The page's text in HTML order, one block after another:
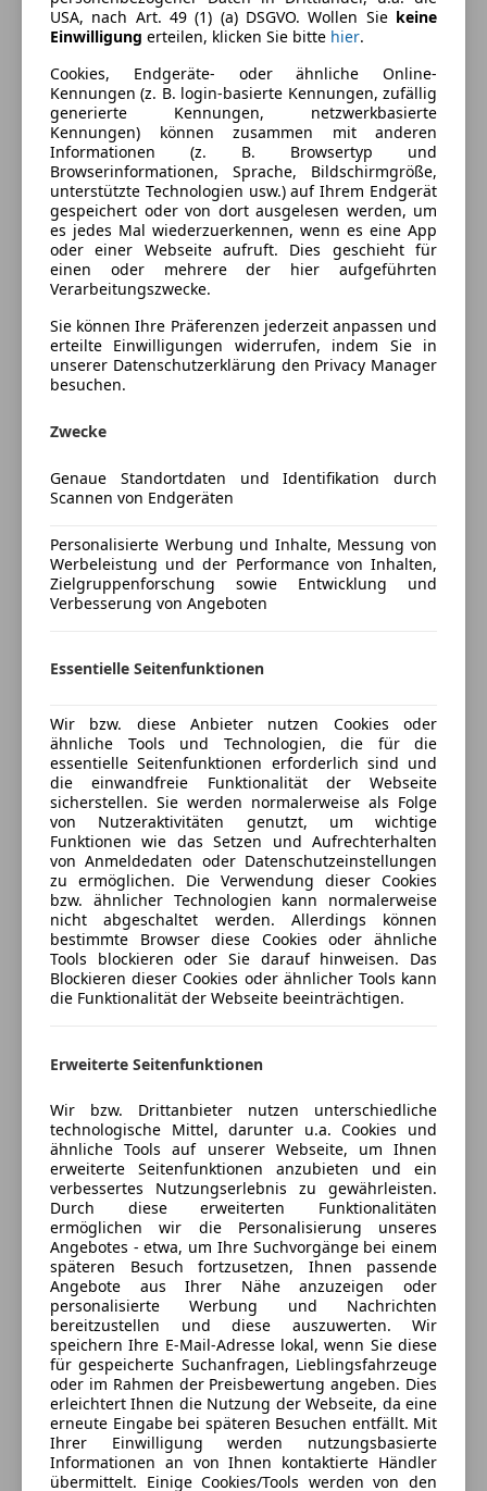
Komfort
Armlehne
Beheizbares Lenkrad
Einparkhilfe
Einparkhilfe Rückfahrkamera
Einparkhilfe Sensoren hinten
Elektrische Fensterheber
Elektrische Seitenspiegel
Getönte Scheiben
Klimaautomatik
Lederlenkrad
Lordosenstütze
Multifunktionslenkrad
Navigationssystem
Tempomat
Unterhaltung/Media
Bluetooth
USB
Sicherheit
Abstandstempomat
Beifahrerairbag
Fernlichtassistent
Isofix
LED-Scheinwerfer
Müdigkeitswarnsystem
Nebelscheinwerfer
Notrufsystem
Reifendruckkontrollsystem
Spurhalteassistent
Totwinkel-Assistent
Verkehrszeichenerkennung
Voll-LED Scheinwerfer
Wegfahrsperre
Mehr anzeigen
Farbe und Innenausstattung
Außenfarbe
Weiß
Lackierung
Andere
Preisbewertung
Versicherung
Kfz-Versicherung
Versicherungsschutz an Ihre Bedürfnisse
anpassen
Freischaden-Gutschein ab Stufe 0
Auto einfach online versichern & Rabatt holen
Verkäufer Händler
Porsche Linz
Sternebewertung 5 von 5
5 Sterne
(88% Weiterempfehlungen)
Anbieter auf AutoScout24 seit 2021
Das Weltauto Gebrauchtwagenverkauf
Geschlossen
Öffnet um 9:00 Sa.
Team DasWeltauto
Alle Fahrzeuge des Anbieters
Anbieter kontaktieren
Deine Nachricht
USA, nach Art. 49 (1) (a) DSGVO. Wollen Sie keine
Einwilligung erteilen, klicken Sie bitte hier.
Cookies, Endgeräte- oder ähnliche Online-
Kennungen (z. B. login-basierte Kennungen, zufällig
generierte Kennungen, netzwerkbasierte
Kennungen) können zusammen mit anderen
Informationen (z. B. Browsertyp und
Browserinformationen, Sprache, Bildschirmgröße,
unterstützte Technologien usw.) auf Ihrem Endgerät
gespeichert oder von dort ausgelesen werden, um
es jedes Mal wiederzuerkennen, wenn es eine App
oder einer Webseite aufruft. Dies geschieht für
einen oder mehrere der hier aufgeführten
Verarbeitungszwecke.
Sie können Ihre Präferenzen jederzeit anpassen und
erteilte Einwilligungen widerrufen, indem Sie in
unserer Datenschutzerklärung den Privacy Manager
besuchen.
Zwecke
Genaue Standortdaten und Identifikation durch
Scannen von Endgeräten
Personalisierte Werbung und Inhalte, Messung von
Werbeleistung und der Performance von Inhalten,
Zielgruppenforschung sowie Entwicklung und
Verbesserung von Angeboten
Essentielle Seitenfunktionen
Wir bzw. diese Anbieter nutzen Cookies oder
ähnliche Tools und Technologien, die für die
essentielle Seitenfunktionen erforderlich sind und
die einwandfreie Funktionalität der Webseite
sicherstellen. Sie werden normalerweise als Folge
von Nutzeraktivitäten genutzt, um wichtige
Funktionen wie das Setzen und Aufrechterhalten
von Anmeldedaten oder Datenschutzeinstellungen
zu ermöglichen. Die Verwendung dieser Cookies
bzw. ähnlicher Technologien kann normalerweise
nicht abgeschaltet werden. Allerdings können
bestimmte Browser diese Cookies oder ähnliche
Tools blockieren oder Sie darauf hinweisen. Das
Blockieren dieser Cookies oder ähnlicher Tools kann
die Funktionalität der Webseite beeinträchtigen.
Erweiterte Seitenfunktionen
Wir bzw. Drittanbieter nutzen unterschiedliche
technologische Mittel, darunter u.a. Cookies und
ähnliche Tools auf unserer Webseite, um Ihnen
erweiterte Seitenfunktionen anzubieten und ein
verbessertes Nutzungserlebnis zu gewährleisten.
Durch diese erweiterten Funktionalitäten
ermöglichen wir die Personalisierung unseres
Angebotes - etwa, um Ihre Suchvorgänge bei einem
späteren Besuch fortzusetzen, Ihnen passende
Angebote aus Ihrer Nähe anzuzeigen oder
personalisierte Werbung und Nachrichten
bereitzustellen und diese auszuwerten. Wir
speichern Ihre E-Mail-Adresse lokal, wenn Sie diese
für gespeicherte Suchanfragen, Lieblingsfahrzeuge
oder im Rahmen der Preisbewertung angeben. Dies
erleichtert Ihnen die Nutzung der Webseite, da eine
erneute Eingabe bei späteren Besuchen entfällt. Mit
Ihrer Einwilligung werden nutzungsbasierte
Informationen an von Ihnen kontaktierte Händler
übermittelt. Einige Cookies/Tools werden von den